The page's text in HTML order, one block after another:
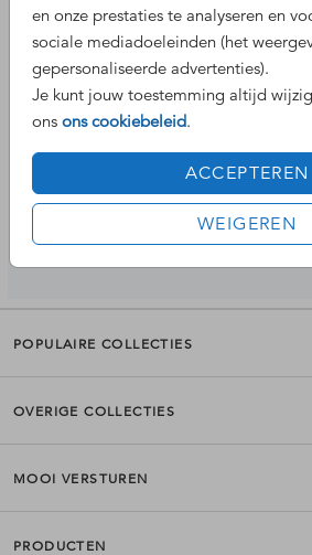
en onze prestaties te analyseren en
sociale mediadoeleinden (het
gepersonaliseerde advertenties).
Je kunt jouw toestemming altijd
ons ons cookiebeleid.
ACCEPTEREN
WEIGEREN
POPULAIRE COLLECTIES
OVERIGE COLLECTIES
MOOI VERSTUREN
PRODUCTEN